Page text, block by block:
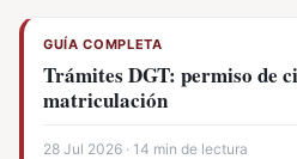
GUÍA COMPLETA
Trámites DGT: permiso de
matriculación
28 Jul 2026 · 14 min de lectura